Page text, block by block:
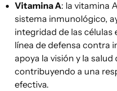
Vitamina A: la vitamina
sistema inmunológico,
integridad de las células
línea de defensa contra
apoya la visión y la salud
contribuyendo a una
efectiva.